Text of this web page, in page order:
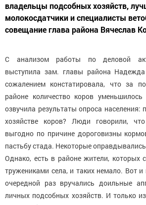
владельцы подсобных хозяйств,
молокосдатчики и специалисты
совещание глава района Вячеслав
С анализом работы по деловой
выступила зам. главы района
сожалением констатировала, что за
районе количество коров
озвучила результаты опроса населения:
хозяйстве коров? Люди говорили,
выгодно по причине дороговизны
пастьбу стада. Некоторые
Однако, есть в районе жители, которых
тружениками села, и таких немало. Вот
очередной раз вручались доильные
личных подсобных хозяйств. И только